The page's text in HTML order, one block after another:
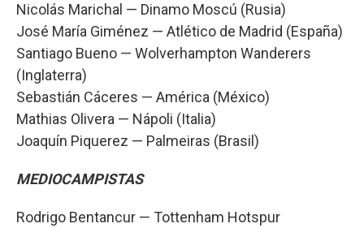
Nicolás Marichal — Dinamo Moscú (Rusia)
José María Giménez — Atlético de Madrid (España)
Santiago Bueno — Wolverhampton Wanderers
(Inglaterra)
Sebastián Cáceres — América (México)
Mathias Olivera — Nápoli (Italia)
Joaquín Piquerez — Palmeiras (Brasil)
MEDIOCAMPISTAS
Rodrigo Bentancur — Tottenham Hotspur